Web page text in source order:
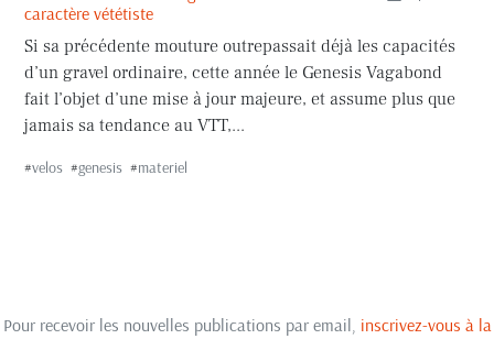
caractère vététiste
Si sa précédente mouture outrepassait déjà les capacités
d’un gravel ordinaire, cette année le Genesis Vagabond
fait l’objet d’une mise à jour majeure, et assume plus que
jamais sa tendance au VTT,...
#velos #genesis #materiel
Pour recevoir les nouvelles publications par email, inscrivez-vous à la